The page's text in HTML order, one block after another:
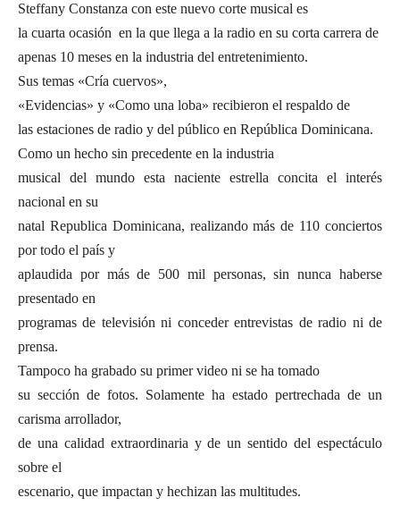
Steffany Constanza con este nuevo corte musical es
la cuarta ocasión en la que llega a la radio en su corta carrera de
apenas 10 meses en la industria del entretenimiento.
Sus temas «Cría cuervos»,
«Evidencias» y «Como una loba» recibieron el respaldo de
las estaciones de radio y del público en República Dominicana.
Como un hecho sin precedente en la industria
musical del mundo esta naciente estrella concita el interés
nacional en su
natal Republica Dominicana, realizando más de 110 conciertos
por todo el país y
aplaudida por más de 500 mil personas, sin nunca haberse
presentado en
programas de televisión ni conceder entrevistas de radio ni de
prensa.
Tampoco ha grabado su primer video ni se ha tomado
su sección de fotos. Solamente ha estado pertrechada de un
carisma arrollador,
de una calidad extraordinaria y de un sentido del espectáculo
sobre el
escenario, que impactan y hechizan las multitudes.